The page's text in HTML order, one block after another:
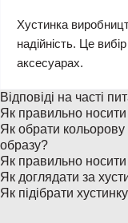
Хустинка
надійність. Це
аксесуарах.
Відповіді на часті
Як правильно носити
Як обрати
образу?
Як правильно
Як доглядати за
Як підібрати